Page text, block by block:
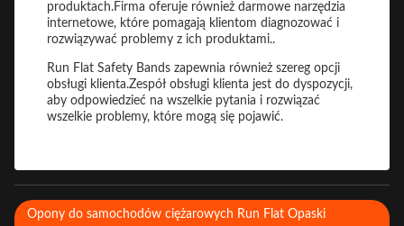
produktach.Firma oferuje również darmowe narzędzia
internetowe, które pomagają klientom diagnozować i
rozwiązywać problemy z ich produktami..
Run Flat Safety Bands zapewnia również szereg opcji
obsługi klienta.Zespół obsługi klienta jest do dyspozycji,
aby odpowiedzieć na wszelkie pytania i rozwiązać
wszelkie problemy, które mogą się pojawić.
Opony do samochodów ciężarowych Run Flat Opaski